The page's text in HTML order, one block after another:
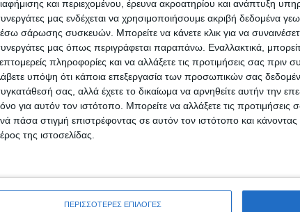
και περιεχομένου, έρευνα ακροατηρίου και ανάπτυξη
μας ενδέχεται να χρησιμοποιήσουμε ακριβή δεδομένα
σάρωσης συσκευών. Μπορείτε να κάνετε κλικ για να
μας όπως περιγράφεται παραπάνω. Εναλλακτικά,
πληροφορίες και να αλλάξετε τις προτιμήσεις σας πριν
υπόψη ότι κάποια επεξεργασία των προσωπικών σας
σας, αλλά έχετε το δικαίωμα να αρνηθείτε αυτήν την
για αυτόν τον ιστότοπο. Μπορείτε να αλλάξετε τις
πάσα στιγμή επιστρέφοντας σε αυτόν τον ιστότοπο και
της ιστοσελίδας.
ΠΕΡΙΣΣΟΤΕΡΕΣ ΕΠΙΛΟΓΕΣ
την εφημερίδα ΝΕΟΣ ΑΓΩΝ στο Google News!
στην περιοχή της Καρδίτσας και ευρύτερα της Θεσσαλίας
ανασχηματισμός
-Πώς
κάλπης